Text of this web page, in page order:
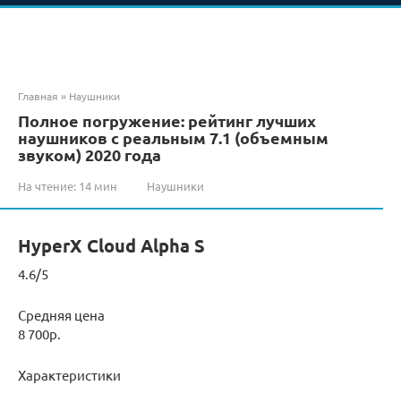
Главная » Наушники
Полное погружение: рейтинг лучших
наушников с реальным 7.1 (объемным
звуком) 2020 года
На чтение: 14 мин Наушники
HyperX Cloud Alpha S
4.6/5
Средняя цена
8 700р.
Характеристики